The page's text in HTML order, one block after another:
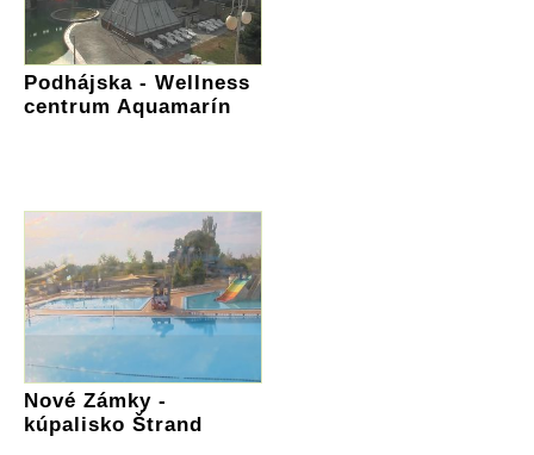
Podhájska - Wellness
centrum Aquamarín
Nové Zámky -
kúpalisko Štrand